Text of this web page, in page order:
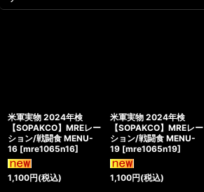
米軍実物 2024年検
【SOPAKCO】MREレー
ション/戦闘食 MENU-
16 [mre1065n16]
1,100円(税込)
米軍実物 2024年検
【SOPAKCO】MREレー
ション/戦闘食 MENU-
19 [mre1065n19]
1,100円(税込)